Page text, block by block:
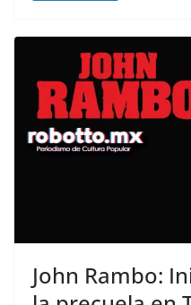
John Rambo: